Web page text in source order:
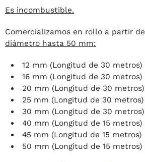
Es incombustible.
Comercializamos en rollo a partir de
diámetro hasta 50 mm:
12 mm (Longitud de 30 metros)
16 mm (Longitud de 30 metros)
20 mm (Longitud de 30 metros)
25 mm (Longitud de 30 metros)
30 mm (Longitud de 30 metros)
40 mm (Longitud de 15 metros)
45 mm (Longitud de 15 metros)
50 mm (Longitud de 15 metros)